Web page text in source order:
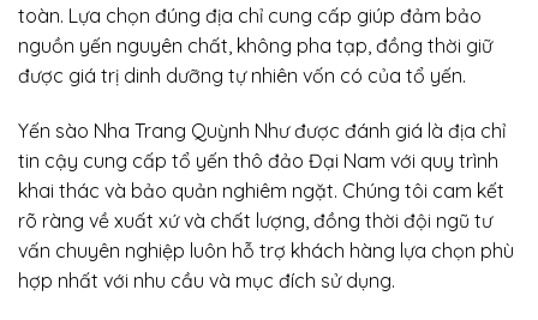
toàn. Lựa chọn đúng địa chỉ cung cấp giúp đảm bảo
nguồn yến nguyên chất, không pha tạp, đồng thời giữ
được giá trị dinh dưỡng tự nhiên vốn có của tổ yến.
Yến sào Nha Trang Quỳnh Như được đánh giá là địa chỉ
tin cậy cung cấp tổ yến thô đảo Đại Nam với quy trình
khai thác và bảo quản nghiêm ngặt. Chúng tôi cam kết
rõ ràng về xuất xứ và chất lượng, đồng thời đội ngũ tư
vấn chuyên nghiệp luôn hỗ trợ khách hàng lựa chọn phù
hợp nhất với nhu cầu và mục đích sử dụng.